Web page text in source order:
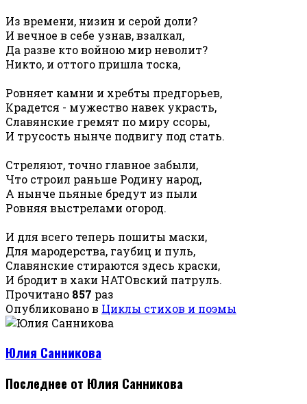
Из времени, низин и серой доли?
И вечное в себе узнав, взалкал,
Да разве кто войною мир неволит?
Никто, и оттого пришла тоска,
Ровняет камни и хребты предгорьев,
Крадется - мужество навек украсть,
Славянские гремят по миру ссоры,
И трусость нынче подвигу под стать.
Стреляют, точно главное забыли,
Что строил раньше Родину народ,
А нынче пьяные бредут из пыли
Ровняя выстрелами огород.
И для всего теперь пошиты маски,
Для мародерства, гаубиц и пуль,
Славянские стираются здесь краски,
И бродит в хаки НАТОвский патруль.
Прочитано 857 раз
Опубликовано в Циклы стихов и поэмы
Юлия Санникова
Последнее от Юлия Санникова